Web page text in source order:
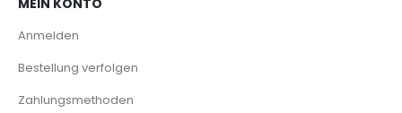
Anmelden
Bestellung verfolgen
Zahlungsmethoden